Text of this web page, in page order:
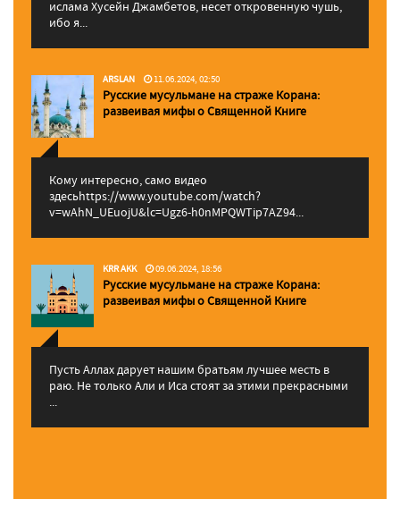
ислама Хусейн Джамбетов, несет откровенную чушь,
ибо я...
ARSLAN 11.06.2024, 02:50
Русские мусульмане на страже Корана:
pазвеивая мифы о Священной Книге
Кому интересно, само видео
здесьhttps://www.youtube.com/watch?
v=wAhN_UEuojU&lc=Ugz6-h0nMPQWTip7AZ94...
KRR AKK 09.06.2024, 18:56
Русские мусульмане на страже Корана:
pазвеивая мифы о Священной Книге
Пусть Аллах дарует нашим братьям лучшее месть в
раю. Не только Али и Иса стоят за этими прекрасными
...